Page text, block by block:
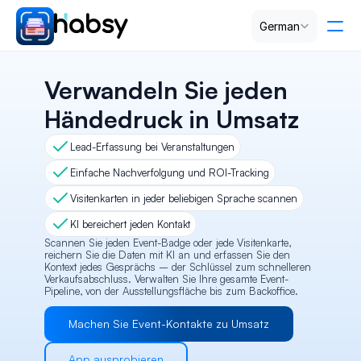
German
PRODUCT
Design
Content
Publish
Verwandeln Sie jeden
Händedruck in Umsatz
Lead-Erfassung bei Veranstaltungen
Einfache Nachverfolgung und ROI-Tracking
Visitenkarten in jeder beliebigen Sprache scannen
KI bereichert jeden Kontakt
Scannen Sie jeden Event-Badge oder jede Visitenkarte,
reichern Sie die Daten mit KI an und erfassen Sie den
Kontext jedes Gesprächs – der Schlüssel zum schnelleren
Verkaufsabschluss. Verwalten Sie Ihre gesamte Event-
Pipeline, von der Ausstellungsfläche bis zum Backoffice.
Machen Sie Event-Kontakte zu Umsatz